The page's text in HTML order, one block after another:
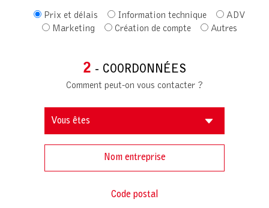
Prix et délais Information technique
ADV
Marketing
Création de compte Autres
2 - COORDONNÉES
Comment peut-on vous contacter ?